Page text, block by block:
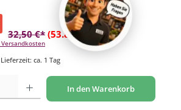
32,50 €* (53.85% gespart)
ca. 1 Tag
gewünschten Wert ein oder benutze die Schaltflächen um
In den Warenkorb